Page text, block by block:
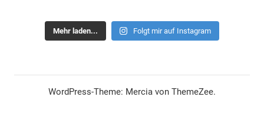
Mehr laden... Folgt mir auf Instagram
WordPress-Theme: Mercia von ThemeZee.